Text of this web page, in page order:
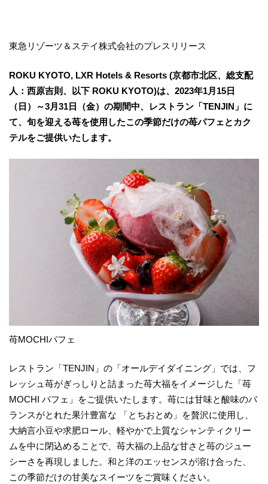
東急リゾーツ＆ステイ株式会社のプレスリリース
ROKU KYOTO, LXR Hotels & Resorts (京都市北区、総支配
人：西原吉則、以下 ROKU KYOTO)は、2023年1月15日
（日）～3月31日（金）の期間中、レストラン「TENJIN」に
て、旬を迎える苺を使用したこの季節だけの苺パフェとカク
テルをご提供いたします。
苺MOCHIパフェ
レストラン「TENJIN」の「オールデイダイニング」では、フ
レッシュ苺がぎっしりと詰まった苺大福をイメージした「苺
MOCHI パフェ」をご提供いたします。苺には甘味と酸味のバ
ランスがとれた果汁豊富な 「とちおとめ」を贅沢に使用し、
大納言小豆や求肥ロール、軽やかで上質なシャンティクリー
ムを中に閉込めることで、苺大福の上品な甘さと苺のジュー
シーさを再現しました。和と洋のエッセンスが溶け合った、
この季節だけの甘美なスイーツをご賞味ください。